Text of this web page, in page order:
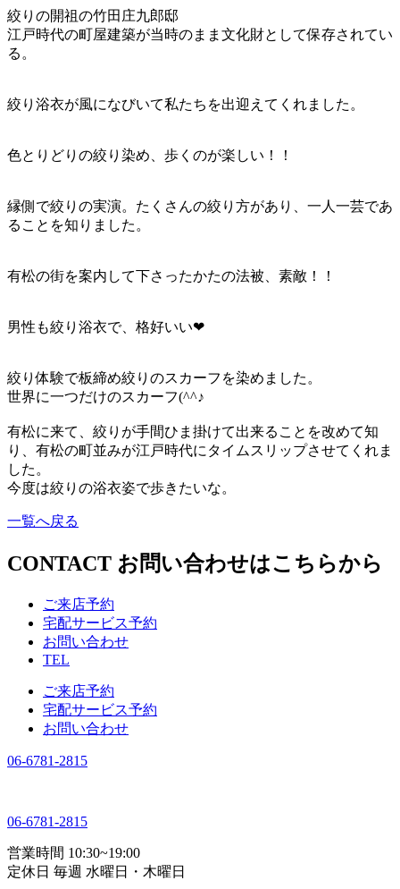
絞りの開祖の竹田庄九郎邸
江戸時代の町屋建築が当時のまま文化財として保存されてい
る。
絞り浴衣が風になびいて私たちを出迎えてくれました。
色とりどりの絞り染め、歩くのが楽しい！！
縁側で絞りの実演。たくさんの絞り方があり、一人一芸であ
ることを知りました。
有松の街を案内して下さったかたの法被、素敵！！
男性も絞り浴衣で、格好いい❤
絞り体験で板締め絞りのスカーフを染めました。
世界に一つだけのスカーフ(^^♪
有松に来て、絞りが手間ひま掛けて出来ることを改めて知
り、有松の町並みが江戸時代にタイムスリップさせてくれま
した。
今度は絞りの浴衣姿で歩きたいな。
一覧へ戻る
CONTACT お問い合わせはこちらから
ご来店予約
宅配サービス予約
お問い合わせ
TEL
ご来店予約
宅配サービス予約
お問い合わせ
06-6781-2815
06-6781-2815
営業時間 10:30~19:00
定休日 毎週 水曜日・木曜日